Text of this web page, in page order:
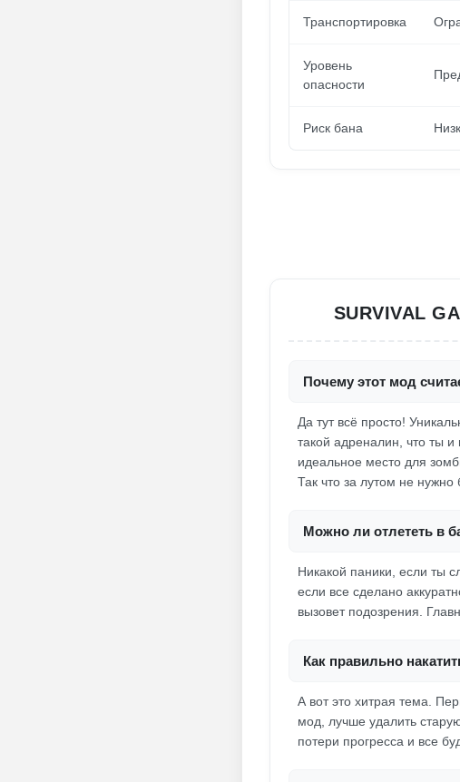
Транспортировка
Уровень
опасности
Риск бана
SURVIVAL
Почему этот мод
Да тут всё просто!
такой адреналин, что ты
идеальное место для
Так что за лутом не нужно
Можно ли отлететь в
Никакой паники, если ты
если все сделано
вызовет подозрения.
Как правильно
А вот это хитрая тема.
мод, лучше удалить
потери прогресса и все